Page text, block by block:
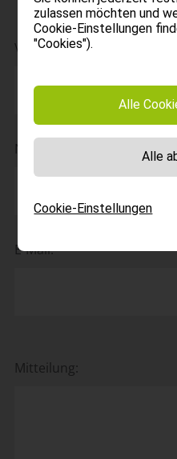
Vorname:
Nachname:
E-Mail:
Mitteilung:
zulassen möchten und
Cookie-Einstellungen
"Cookies").
Cookie-Einstellungen
Alle
Alle